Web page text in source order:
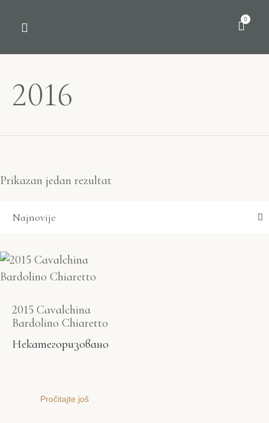
0
2016
Prikazan jedan rezultat
2015 Cavalchina
Bardolino Chiaretto
Некатегоризовано
Pročitajte još